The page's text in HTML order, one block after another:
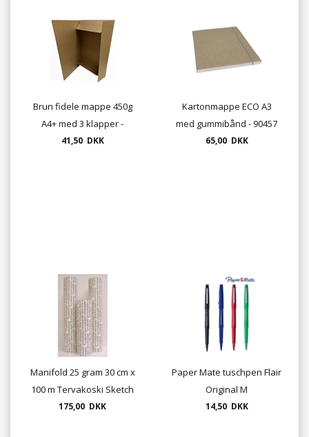
Brun fidele mappe 450g
A4+ med 3 klapper -
31,5x23 cm DKF
41,50 DKK
Kartonmappe ECO A3
med gummibånd - 90457
65,00 DKK
Manifold 25 gram 30 cm x
100 m Tervakoski Sketch
Paper
175,00 DKK
Paper Mate tuschpen Flair
Original M
14,50 DKK